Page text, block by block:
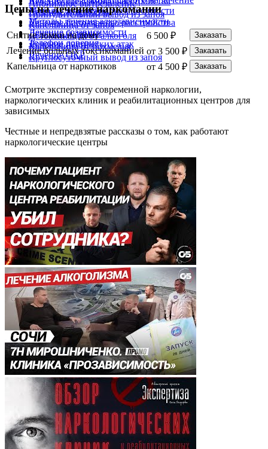
Анонимное вытрезвление
Принудительный вывод из запоя
Капельница от запоя
Детоксикация от алкоголя
Капельница от похмелья
Круглосуточный вывод из запоя
Лечение анорексии
Лечение биполярного расстройства
Лечение булимии
Лечение панических атак
Лечение ОКР
Методы лечения наркозависимости
Методы лечения алкозависимости
Лечение созависимости
Телефон доверия
Цены на лечение наркомании
Снятие ломки на дому 6 500 ₽ Заказать
Лечение больных токсикоманией от 3 500 ₽ Заказать
Капельница от наркотиков от 4 500 ₽ Заказать
Смотрите экспертизу современной наркологии,
наркологических клиник и реабилитационных центров для
зависимых
Честные и непредвзятые рассказы о том, как работают
наркологические центры